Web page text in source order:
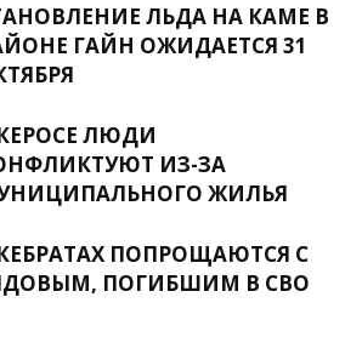
ЛЬДА НА КАМЕ В
ГАЙН ОЖИДАЕТСЯ 31
ЛЮДИ
ИЗ-ЗА
ЖИЛЬЯ
ПОПРОЩАЮТСЯ С
ПОГИБШИМ В СВО